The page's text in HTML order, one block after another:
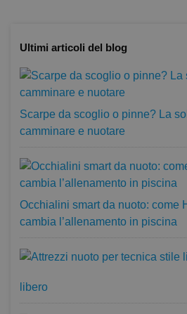
Ultimi articoli del blog
Scarpe da scoglio o pinne? La
camminare e nuotare
Occhialini smart da nuoto: come
cambia l’allenamento in piscina
libero